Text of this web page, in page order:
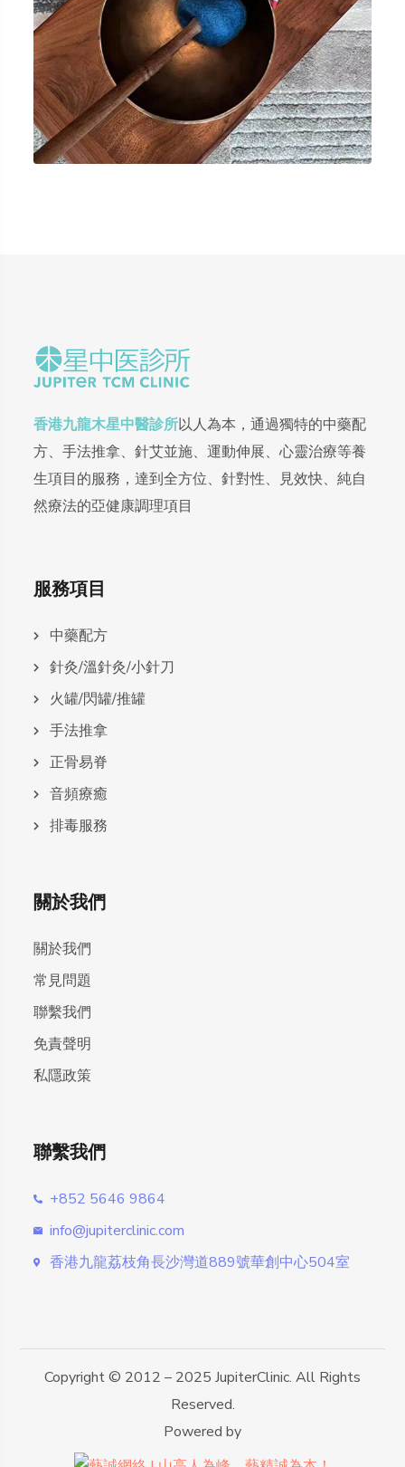
輕度讀寫障礙
⾳頻療癒
香港九龍木星中醫診所以人為本，通過獨特的中藥配
方、手法推拿、針艾並施、運動伸展、心靈治療等養
生項目的服務，達到全方位、針對性、見效快、純自
然療法的亞健康調理項目
服務項目
中藥配方
針灸/溫針灸/小針刀
火罐/閃罐/推罐
手法推拿
正骨易脊
⾳頻療癒
排毒服務
關於我們
關於我們
常見問題
聯繫我們
免責聲明
私隱政策
聯繫我們
+852 5646 9864
info@jupiterclinic.com
香港九龍荔枝角長沙灣道889號華創中心504室
Copyright © 2012 – 2025 JupiterClinic. All Rights
Reserved.
Powered by